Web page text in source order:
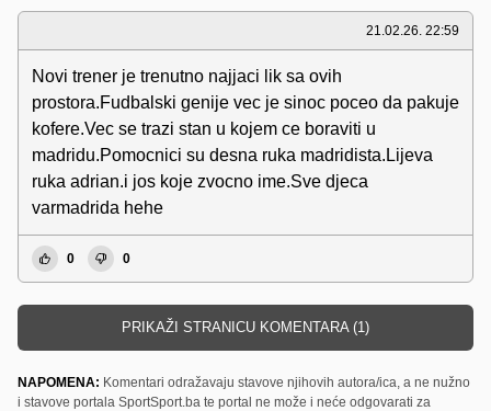
21.02.26. 22:59
Novi trener je trenutno najjaci lik sa ovih
prostora.Fudbalski genije vec je sinoc poceo da pakuje
kofere.Vec se trazi stan u kojem ce boraviti u
madridu.Pomocnici su desna ruka madridista.Lijeva
ruka adrian.i jos koje zvocno ime.Sve djeca
varmadrida hehe
0 0
PRIKAŽI STRANICU KOMENTARA (1)
NAPOMENA: Komentari odražavaju stavove njihovih autora/ica, a ne nužno
i stavove portala SportSport.ba te portal ne može i neće odgovarati za